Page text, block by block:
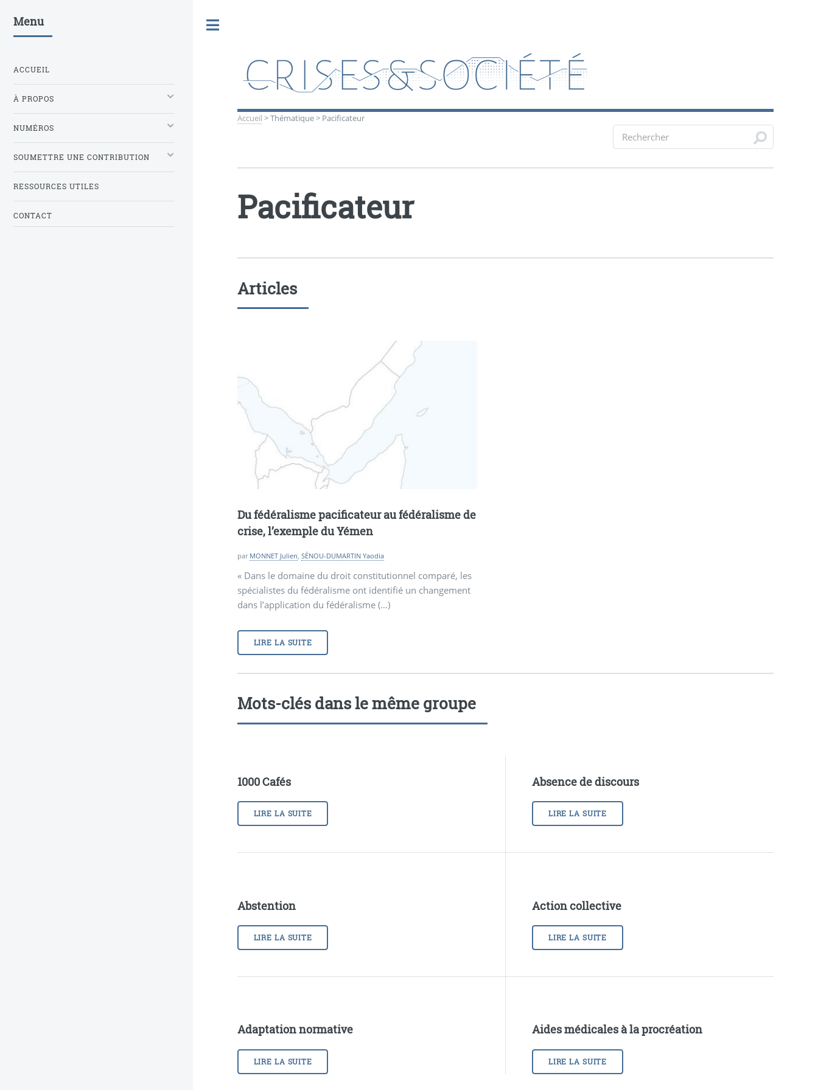
Accueil >Thématique> Pacificateur
Pacificateur
Articles
Du fédéralisme pacificateur au fédéralisme de
crise, l’exemple du Yémen
par MONNET Julien,SÉNOU-DUMARTIN Yaodia
« Dans le domaine du droit constitutionnel comparé, les
spécialistes du fédéralisme ont identifié un changement
dans l’application du fédéralisme (…)
LIRE LA SUITE
Mots-clés dans le même groupe
1000 Cafés
LIRE LA SUITE
Absence de discours
LIRE LA SUITE
Abstention
LIRE LA SUITE
Action collective
LIRE LA SUITE
Adaptation normative
LIRE LA SUITE
Aides médicales à la procréation
LIRE LA SUITE
Menu
ACCUEIL
À PROPOS
NUMÉROS
SOUMETTRE UNE CONTRIBUTION
RESSOURCES UTILES
CONTACT